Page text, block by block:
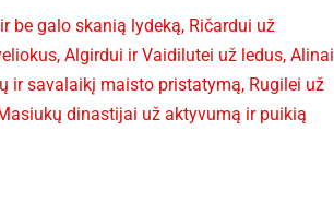
be galo skanią lydeką, Ričardui už
Algirdui ir Vaidilutei už ledus, Alinai
ir savalaikį maisto pristatymą, Rugilei už
dinastijai už aktyvumą ir puikią